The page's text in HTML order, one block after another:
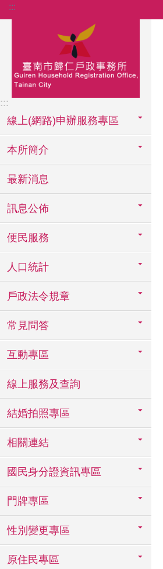
跳到主要內容區塊
:::
:::
線上(網路)申辦服務專區
本所簡介
最新消息
訊息公佈
便民服務
人口統計
戶政法令規章
常見問答
互動專區
線上服務及查詢
結婚拍照專區
相關連結
國民身分證資訊專區
門牌專區
性別變更專區
原住民專區